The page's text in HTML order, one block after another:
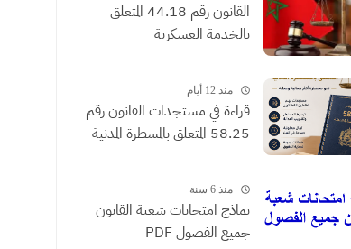
القانون رقم 44.18 المتعلق
بالخدمة العسكرية
منذ 12 أيام
​قراءة في مستجدات القانون رقم
58.25 المتعلق بالمسطرة المدنية
منذ 6 سنة
نماذج امتحانات شعبة القانون
جميع الفصول PDF